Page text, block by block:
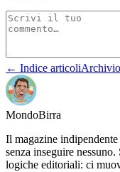
← Indice articoli
MondoBirra
Il magazine
senza inseguire
logiche editoriali: ci